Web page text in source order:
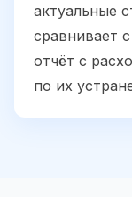
актуальные
сравнивает
отчёт с
по их